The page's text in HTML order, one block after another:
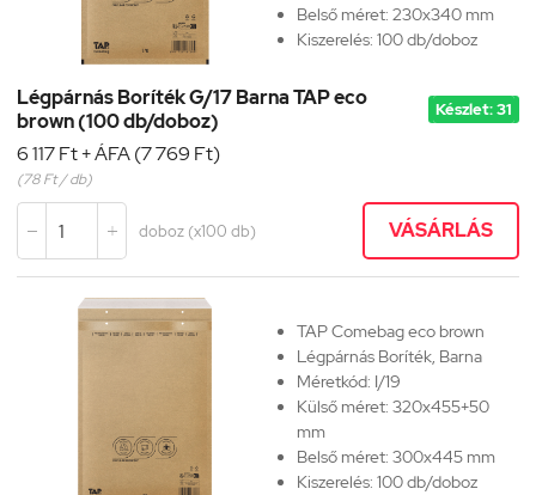
Belső méret: 230x340 mm
Kiszerelés: 100 db/doboz
Légpárnás Boríték G/17 Barna TAP eco
brown (100 db/doboz)
Készlet: 31
6 117 Ft + ÁFA (7 769 Ft)
(78 Ft / db)
  doboz (x100 db) VÁSÁRLÁS
TAP Comebag eco brown
Légpárnás Boríték, Barna
Méretkód: I/19
Külső méret: 320x455+50
mm
Belső méret: 300x445 mm
Kiszerelés: 100 db/doboz